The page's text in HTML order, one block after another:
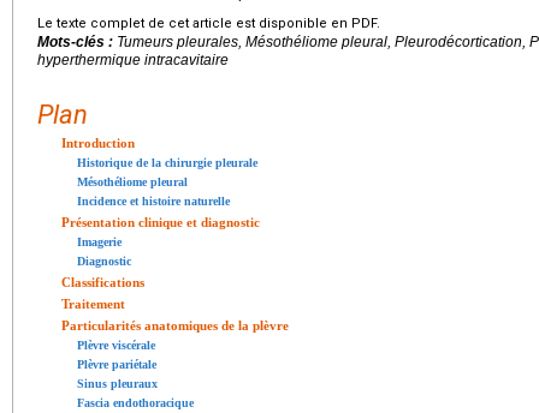
Le texte complet de cet article est disponible en PDF.
Mots-clés : Tumeurs pleurales, Mésothéliome pleural, Pleurodécortication,
hyperthermique intracavitaire
Plan
Introduction
Historique de la chirurgie pleurale
Mésothéliome pleural
Incidence et histoire naturelle
Présentation clinique et diagnostic
Imagerie
Diagnostic
Classifications
Traitement
Particularités anatomiques de la plèvre
Plèvre viscérale
Plèvre pariétale
Sinus pleuraux
Fascia endothoracique